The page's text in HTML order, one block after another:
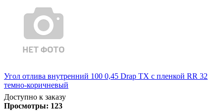
Угол отлива внутренний 100 0,45 Drap TX с пленкой RR 32
темно-коричневый
Доступно к заказу
Просмотры: 123